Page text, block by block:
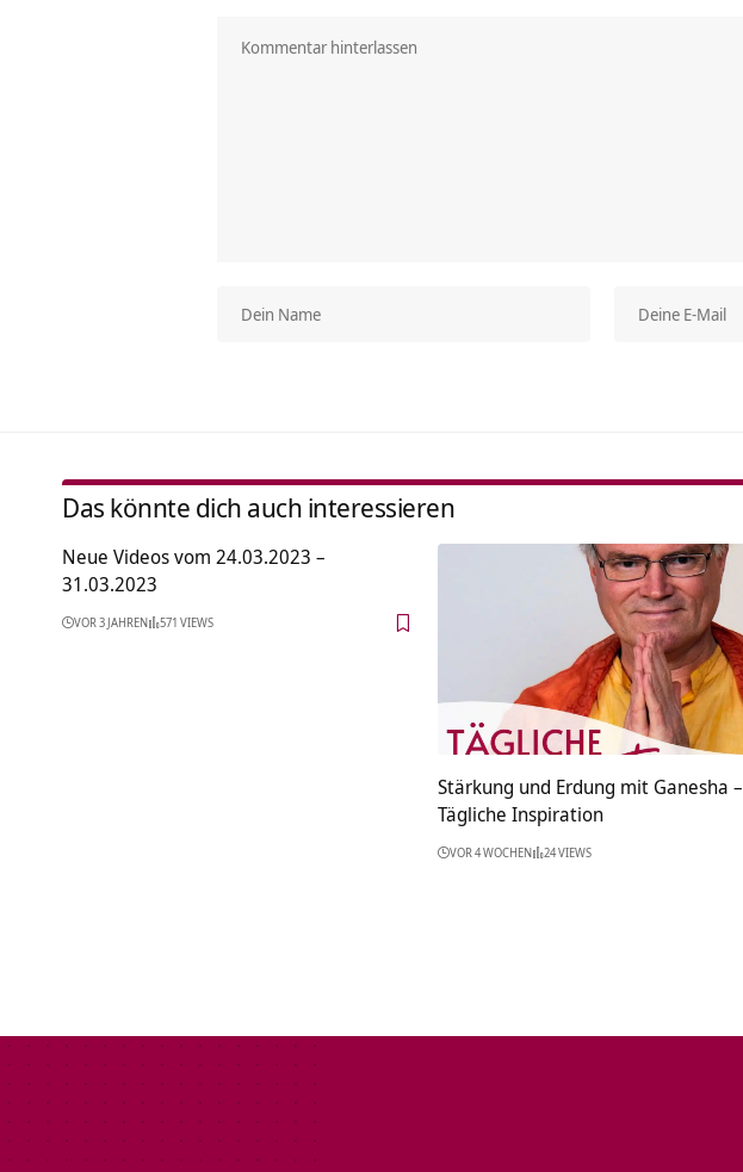
Das könnte dich auch interessieren
Neue Videos vom 24.03.2023 –
31.03.2023
VOR 3 JAHREN 571 VIEWS
Stärkung und Erdung mit Ganesha –
Tägliche Inspiration
VOR 4 WOCHEN 24 VIEWS